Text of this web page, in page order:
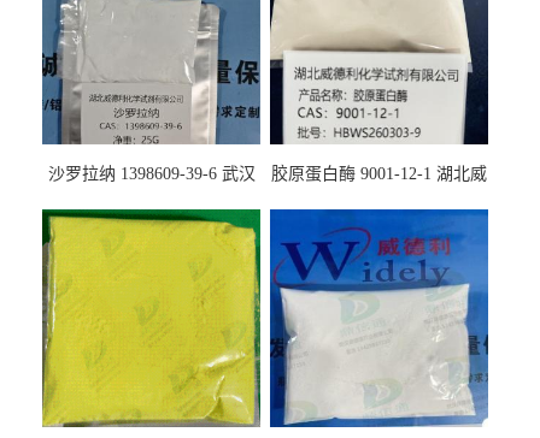
沙罗拉纳 1398609-39-6 武汉
胶原蛋白酶 9001-12-1 湖北威